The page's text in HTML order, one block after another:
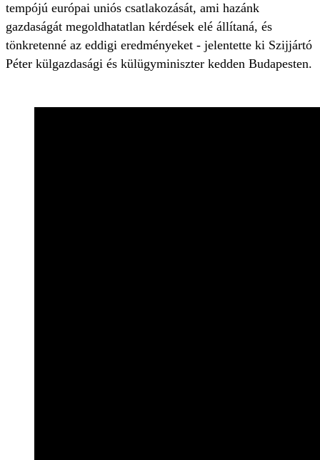
tempójú európai uniós csatlakozását, ami hazánk
gazdaságát megoldhatatlan kérdések elé állítaná, és
tönkretenné az eddigi eredményeket - jelentette ki Szijjártó
Péter külgazdasági és külügyminiszter kedden Budapesten.